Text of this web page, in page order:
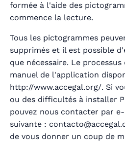
formée à l'aide des
commence la lecture.
Tous les pictogrammes
supprimés et il est possible
que nécessaire. Le
manuel de l'application
http://www.accegal.org/. Si
ou des difficultés à installer
pouvez nous contacter par
suivante :
de vous donner un coup de